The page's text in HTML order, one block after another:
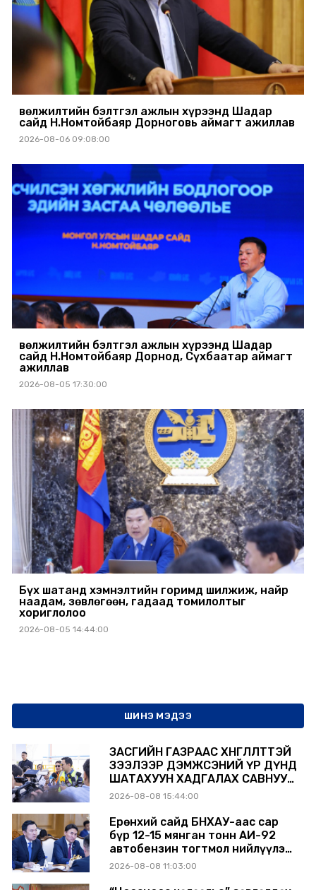
Өвөлжилтийн бэлтгэл ажлын хүрээнд Шадар
сайд Н.Номтойбаяр Дорноговь аймагт ажиллав
2026-08-06 09:08:00
Өвөлжилтийн бэлтгэл ажлын хүрээнд Шадар
сайд Н.Номтойбаяр Дорнод, Сүхбаатар аймагт
ажиллав
2026-08-05 17:30:00
Бүх шатанд хэмнэлтийн горимд шилжиж, найр
наадам, зөвлөгөөн, гадаад томилолтыг
хориглолоо
2026-08-05 14:44:00
ШИНЭ МЭДЭЭ
ЗАСГИЙН ГАЗРААС ХӨНГӨЛӨЛТТЭЙ
ЗЭЭЛЭЭР ДЭМЖСЭНИЙ ҮР ДҮНД
ШАТАХУУН ХАДГАЛАХ САВНУУД
ЭХНЭЭСЭЭ АШИГЛАЛТАД ОРЖ
2026-08-08 15:44:00
Ерөнхий сайд БНХАУ-аас сар
бүр 12-15 мянган тонн АИ-92
автобензин тогтмол нийлүүлэх
хүсэлт тавилаа
2026-08-08 11:03:00